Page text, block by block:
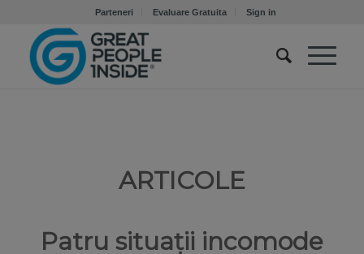
Parteneri Evaluare Gratuita Sign in
ARTICOLE
Patru situații incomode